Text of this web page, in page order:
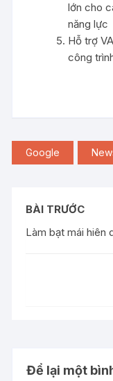
lớn cho
năng lực
Hỗ trợ
công
Google
BÀI TRƯỚC
Làm bạt mái hiên
Để lại một